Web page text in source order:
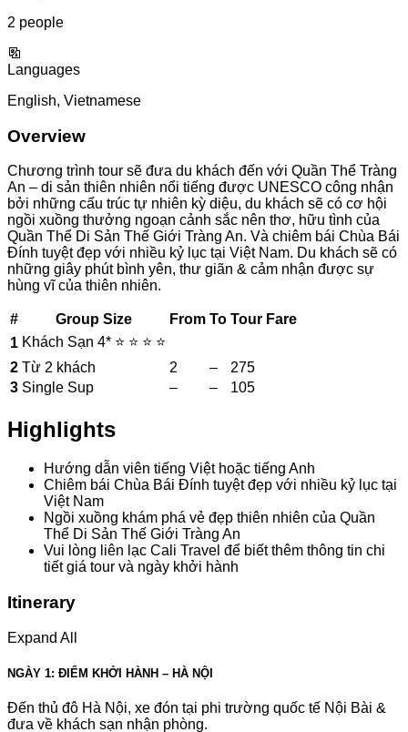
2 people
Languages
English, Vietnamese
Overview
Chương trình tour sẽ đưa du khách đến với Quần Thể Tràng
An – di sản thiên nhiên nổi tiếng được UNESCO công nhận
bởi những cấu trúc tự nhiên kỳ diệu, du khách sẽ có cơ hội
ngồi xuồng thưởng ngoạn cảnh sắc nên thơ, hữu tình của
Quần Thể Di Sản Thế Giới Tràng An. Và chiêm bái Chùa Bái
Đính tuyệt đẹp với nhiều kỷ lục tại Việt Nam. Du khách sẽ có
những giây phút bình yên, thư giãn & cảm nhận được sự
hùng vĩ của thiên nhiên.
# Group Size From To Tour Fare
1 Khách Sạn 4* ⭐ ⭐ ⭐ ⭐
2 Từ 2 khách 2 –
275
3 Single Sup – – 105
Highlights
Hướng dẫn viên tiếng Việt hoặc tiếng Anh
Chiêm bái Chùa Bái Đính tuyệt đẹp với nhiều kỷ lục tại
Việt Nam
Ngồi xuồng khám phá vẻ đẹp thiên nhiên của Quần
Thể Di Sản Thế Giới Tràng An
Vui lòng liên lạc Cali Travel để biết thêm thông tin chi
tiết giá tour và ngày khởi hành
Itinerary
Expand All
NGÀY 1: ĐIỂM KHỞI HÀNH – HÀ NỘI
Đến thủ đô Hà Nội, xe đón tại phi trường quốc tế Nội Bài &
đưa về khách sạn nhận phòng.